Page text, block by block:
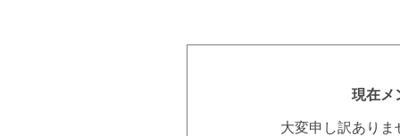
現在メ
大変申し訳あり